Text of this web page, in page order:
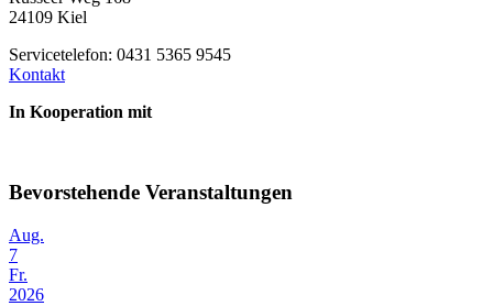
24109 Kiel
Servicetelefon: 0431 5365 9545
Kontakt
In Kooperation mit
Bevorstehende Veranstaltungen
Aug.
7
Fr.
2026